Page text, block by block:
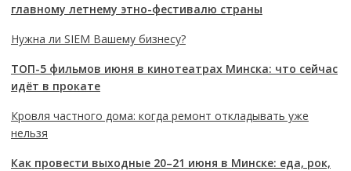
главному летнему этно-фестивалю страны
Нужна ли SIEM Вашему бизнесу?
ТОП-5 фильмов июня в кинотеатрах Минска: что сейчас
идёт в прокате
Кровля частного дома: когда ремонт откладывать уже
нельзя
Как провести выходные 20–21 июня в Минске: еда, рок,